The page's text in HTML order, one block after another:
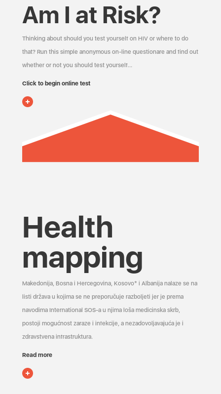
Am I at Risk?
Thinking about should you test yourself on HIV or where to do
that? Run this simple anonymous on-line questionare and find out
whether or not you should test yourself…
Click to begin online test
Health
mapping
Makedonija, Bosna i Hercegovina, Kosovo* i Albanija nalaze se na
listi država u kojima se ne preporučuje razboljeti jer je prema
navodima International SOS-a u njima loša medicinska skrb,
postoji mogućnost zaraze i infekcije, a nezadovoljavajuća je i
zdravstvena infrastruktura.
Read more